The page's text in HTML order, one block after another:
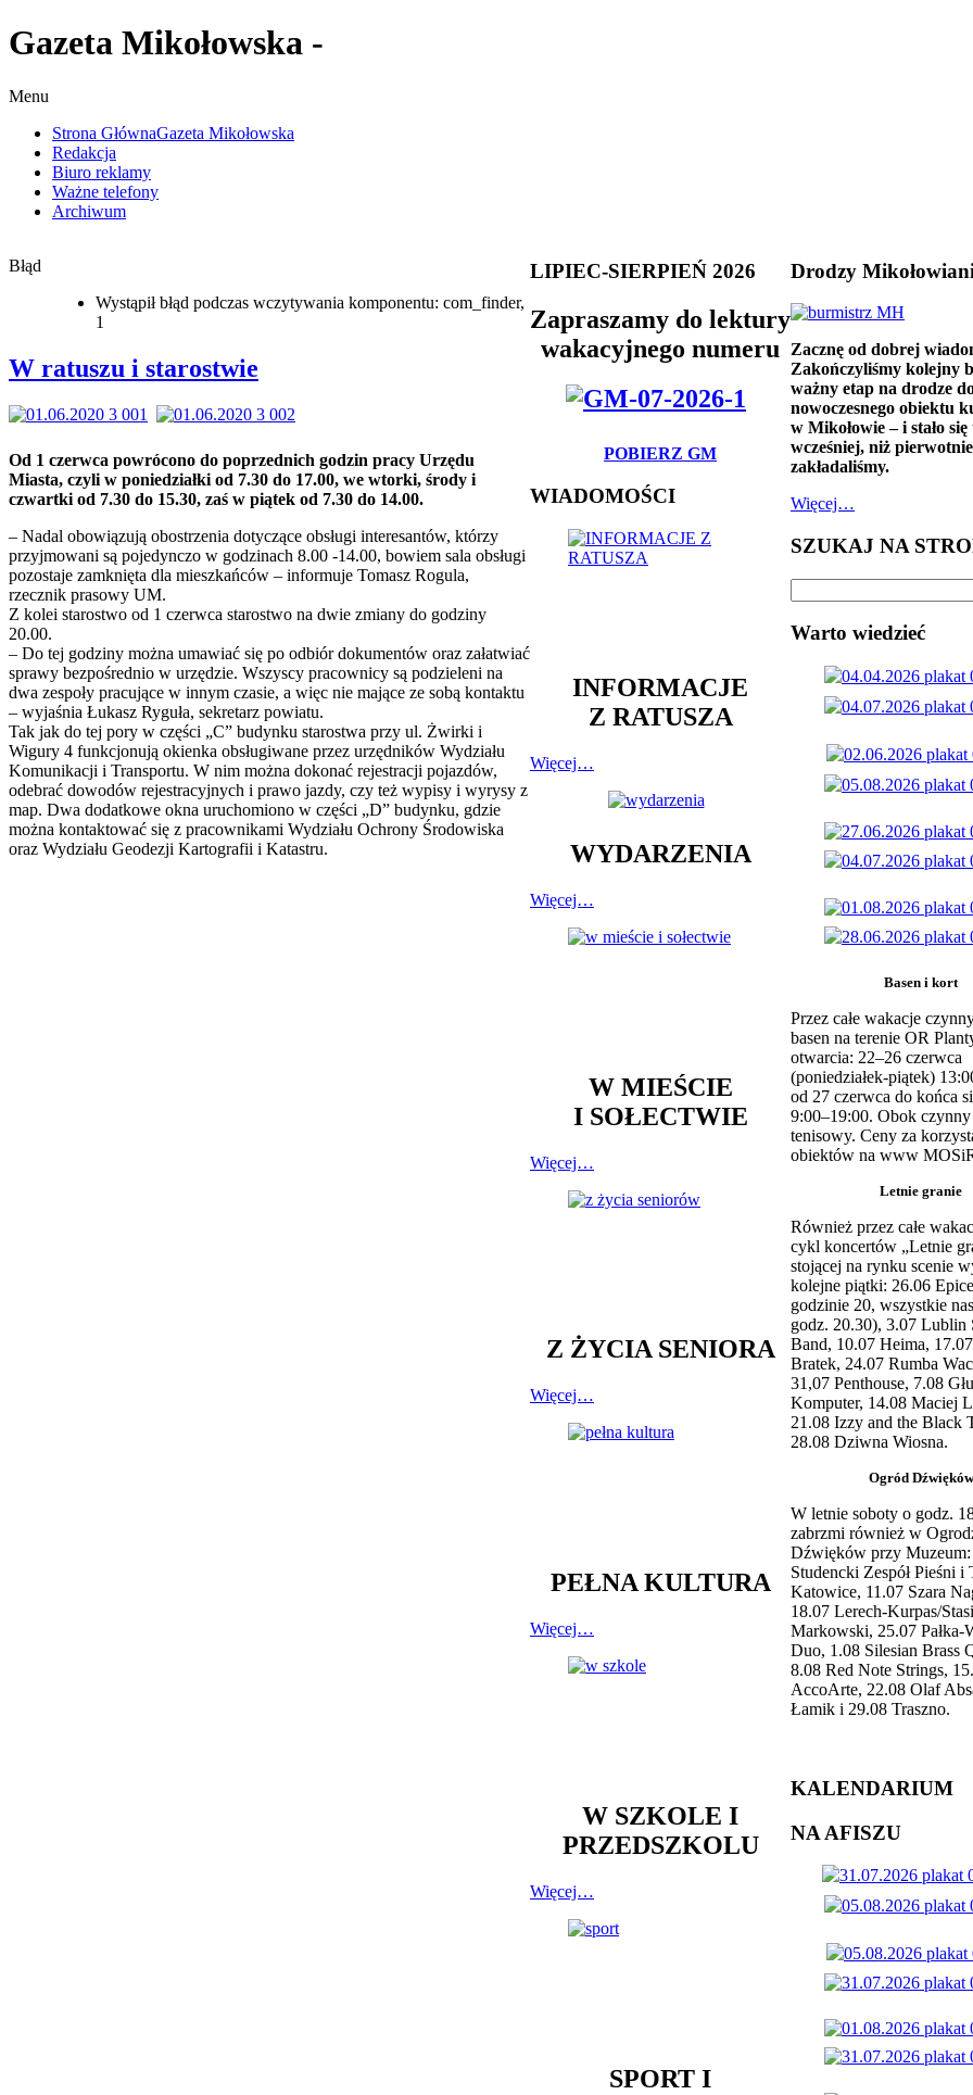
Gazeta Mikołowska -
Menu
Strona GłównaGazeta Mikołowska
Redakcja
Biuro reklamy
Ważne telefony
Archiwum
Błąd
Wystąpił błąd podczas wczytywania komponentu: com_finder,
1
W ratuszu i starostwie
Od 1 czerwca powrócono do poprzednich godzin pracy Urzędu
Miasta, czyli w poniedziałki od 7.30 do 17.00, we wtorki, środy i
czwartki od 7.30 do 15.30, zaś w piątek od 7.30 do 14.00.
– Nadal obowiązują obostrzenia dotyczące obsługi interesantów, którzy
przyjmowani są pojedynczo w godzinach 8.00 -14.00, bowiem sala obsługi
pozostaje zamknięta dla mieszkańców – informuje Tomasz Rogula,
rzecznik prasowy UM.
Z kolei starostwo od 1 czerwca starostwo na dwie zmiany do godziny
20.00.
– Do tej godziny można umawiać się po odbiór dokumentów oraz załatwiać
sprawy bezpośrednio w urzędzie. Wszyscy pracownicy są podzieleni na
dwa zespoły pracujące w innym czasie, a więc nie mające ze sobą kontaktu
– wyjaśnia Łukasz Ryguła, sekretarz powiatu.
Tak jak do tej pory w części „C” budynku starostwa przy ul. Żwirki i
Wigury 4 funkcjonują okienka obsługiwane przez urzędników Wydziału
Komunikacji i Transportu. W nim można dokonać rejestracji pojazdów,
odebrać dowodów rejestracyjnych i prawo jazdy, czy też wypisy i wyrysy z
map. Dwa dodatkowe okna uruchomiono w części „D” budynku, gdzie
można kontaktować się z pracownikami Wydziału Ochrony Środowiska
oraz Wydziału Geodezji Kartografii i Katastru.
LIPIEC-SIERPIEŃ 2026
Zapraszamy do lektury
wakacyjnego numeru
POBIERZ GM
WIADOMOŚCI
INFORMACJE
Z RATUSZA
Więcej…
WYDARZENIA
Więcej…
W MIEŚCIE
I SOŁECTWIE
Więcej…
Z ŻYCIA SENIORA
Więcej…
PEŁNA KULTURA
Więcej…
W SZKOLE I
PRZEDSZKOLU
Więcej…
SPORT I
Drodzy
Zacznę od dobrej
Zakończyliśmy kolejny
ważny etap na drodze
nowoczesnego obiektu
w Mikołowie – i stało się
wcześniej, niż pierwotnie
zakładaliśmy.
Więcej…
SZUKAJ NA
Warto wiedzieć
Basen i kort
Przez całe wakacje
basen na terenie OR
otwarcia: 22–26 czerwca
(poniedziałek-piątek)
od 27 czerwca do końca
9:00–19:00. Obok
tenisowy. Ceny za
obiektów na www
Letnie granie
Również przez całe
cykl koncertów „Letnie
stojącej na rynku scenie
kolejne piątki: 26.06
godzinie 20, wszystkie
godz. 20.30), 3.07 Lublin
Band, 10.07 Heima,
Bratek, 24.07 Rumba
31,07 Penthouse, 7.08
Komputer, 14.08 Maciej
21.08 Izzy and the Black
28.08 Dziwna Wiosna.
Ogród Dźwięków
W letnie soboty o godz.
zabrzmi również w
Dźwięków przy
Studencki Zespół Pieśni i
Katowice, 11.07 Szara
18.07 Lerech-Kurpas/
Markowski, 25.07 Pałka-
Duo, 1.08 Silesian Brass
8.08 Red Note Strings,
AccoArte, 22.08 Olaf
Łamik i 29.08 Traszno.
KALENDARIUM
NA AFISZU